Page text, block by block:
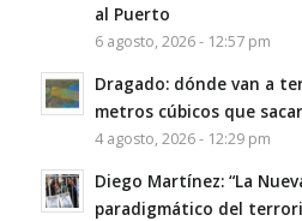
al Puerto
6 agosto, 2026 - 12:57 pm
Dragado: dónde van a
metros cúbicos que
4 agosto, 2026 - 12:29 pm
Diego Martínez: “La
paradigmático del